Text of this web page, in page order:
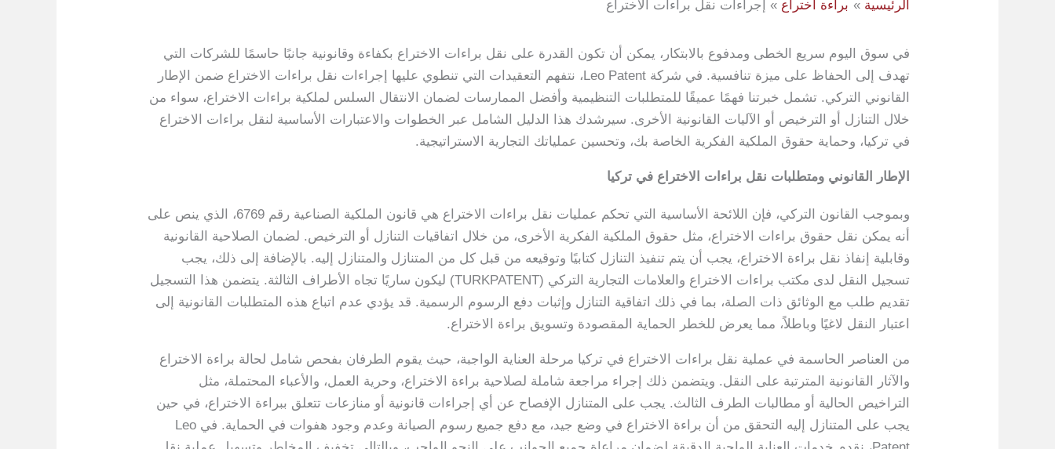
الرئيسية براءة اختراع إجراءات نقل براءات الاختراع
في سوق اليوم سريع الخطى ومدفوع بالابتكار، يمكن أن تكون القدرة على نقل براءات الاختراع بكفاءة وقانونية جانبًا حاسمًا للشركات التي
تهدف إلى الحفاظ على ميزة تنافسية. في شركة Leo Patent، نتفهم التعقيدات التي تنطوي عليها إجراءات نقل براءات الاختراع ضمن الإطار
القانوني التركي. تشمل خبرتنا فهمًا عميقًا للمتطلبات التنظيمية وأفضل الممارسات لضمان الانتقال السلس لملكية براءات الاختراع، سواء من
خلال التنازل أو الترخيص أو الآليات القانونية الأخرى. سيرشدك هذا الدليل الشامل عبر الخطوات والاعتبارات الأساسية لنقل براءات الاختراع
في تركيا، وحماية حقوق الملكية الفكرية الخاصة بك، وتحسين عملياتك التجارية الاستراتيجية.
الإطار القانوني ومتطلبات نقل براءات الاختراع في تركيا
وبموجب القانون التركي، فإن اللائحة الأساسية التي تحكم عمليات نقل براءات الاختراع هي قانون الملكية الصناعية رقم 6769، الذي ينص على
أنه يمكن نقل حقوق براءات الاختراع، مثل حقوق الملكية الفكرية الأخرى، من خلال اتفاقيات التنازل أو الترخيص. لضمان الصلاحية القانونية
وقابلية إنفاذ نقل براءة الاختراع، يجب أن يتم تنفيذ التنازل كتابيًا وتوقيعه من قبل كل من المتنازل والمتنازل إليه. بالإضافة إلى ذلك، يجب
تسجيل النقل لدى مكتب براءات الاختراع والعلامات التجارية التركي (TURKPATENT) ليكون ساريًا تجاه الأطراف الثالثة. يتضمن هذا التسجيل
تقديم طلب مع الوثائق ذات الصلة، بما في ذلك اتفاقية التنازل وإثبات دفع الرسوم الرسمية. قد يؤدي عدم اتباع هذه المتطلبات القانونية إلى
اعتبار النقل لاغيًا وباطلاً، مما يعرض للخطر الحماية المقصودة وتسويق براءة الاختراع.
من العناصر الحاسمة في عملية نقل براءات الاختراع في تركيا مرحلة العناية الواجبة، حيث يقوم الطرفان بفحص شامل لحالة براءة الاختراع
والآثار القانونية المترتبة على النقل. ويتضمن ذلك إجراء مراجعة شاملة لصلاحية براءة الاختراع، وحرية العمل، والأعباء المحتملة، مثل
التراخيص الحالية أو مطالبات الطرف الثالث. يجب على المتنازل الإفصاح عن أي إجراءات قانونية أو منازعات تتعلق ببراءة الاختراع، في حين
يجب على المتنازل إليه التحقق من أن براءة الاختراع في وضع جيد، مع دفع جميع رسوم الصيانة وعدم وجود هفوات في الحماية. في Leo